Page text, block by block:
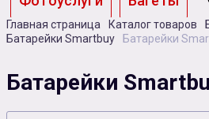
Чернила
Главная страница Каталог товаров
Батарейки Smartbuy
Батарейки
Батарейки